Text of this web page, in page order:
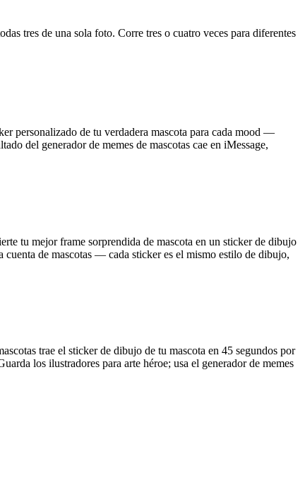
tres de una sola foto. Corre tres o cuatro veces para diferentes
personalizado de tu verdadera mascota para cada mood —
del generador de memes de mascotas cae en iMessage,
tu mejor frame sorprendida de mascota en un sticker de dibujo
de mascotas — cada sticker es el mismo estilo de dibujo,
trae el sticker de dibujo de tu mascota en 45 segundos por
los ilustradores para arte héroe; usa el generador de memes